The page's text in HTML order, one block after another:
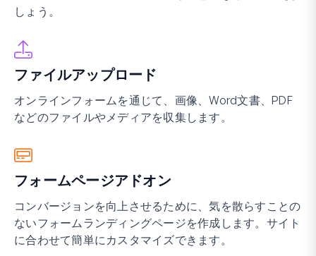
しょう。
ファイルアップロード
オンラインフォームを通じて、画像、Word文書、PDF
などのファイルやメディアを収集します。
フォームページアドオン
コンバージョンを向上させるために、気を散らすことの
ないフォームランディングページを作成します。サイト
に合わせて簡単にカスタマイズできます。